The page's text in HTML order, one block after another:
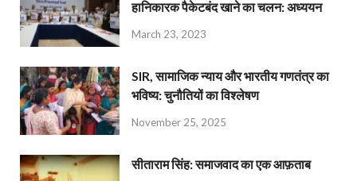
हानिकारक पैकेटबंद खाने का चलन: अध्ययन
March 23, 2023
SIR, सामाजिक न्याय और भारतीय गणतंत्र का
भविष्य: चुनौतियों का विश्लेषण
November 25, 2025
सीताराम सिंह: समाजवाद का एक आफ़ताब